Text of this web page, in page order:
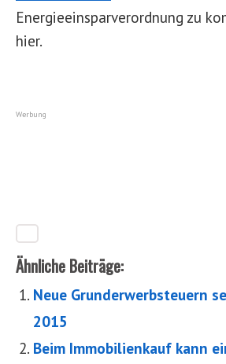
Energieeinsparverordnung zu
hier.
Werbung
Ähnliche Beiträge:
Neue Grunderwerbsteuern
2015
Beim Immobilienkauf kann